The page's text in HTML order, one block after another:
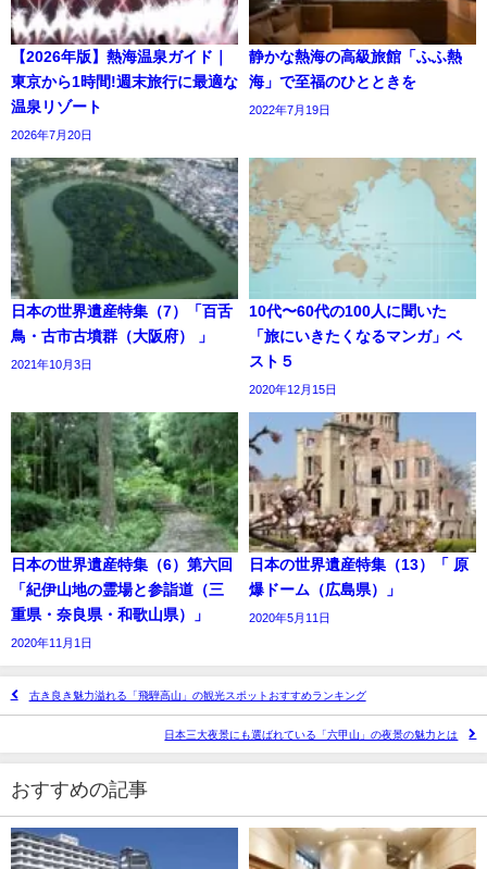
【2026年版】熱海温泉ガイド｜
東京から1時間!週末旅行に最適な
温泉リゾート
2026年7月20日
静かな熱海の高級旅館「ふふ熱
海」で至福のひとときを
2022年7月19日
日本の世界遺産特集（7）「百舌
鳥・古市古墳群（大阪府） 」
2021年10月3日
10代〜60代の100人に聞いた
「旅にいきたくなるマンガ」ベ
スト５
2020年12月15日
日本の世界遺産特集（6）第六回
「紀伊山地の霊場と参詣道（三
重県・奈良県・和歌山県）」
2020年11月1日
日本の世界遺産特集（13）「 原
爆ドーム（広島県）」
2020年5月11日
古き良き魅力溢れる「飛騨高山」の観光スポットおすすめランキング
日本三大夜景にも選ばれている「六甲山」の夜景の魅力とは
おすすめの記事